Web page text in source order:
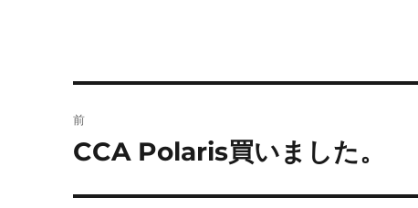
稿
前
前
投
CCA Polaris買いました。